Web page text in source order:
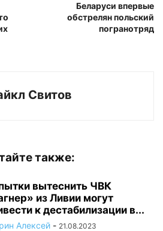
Беларуси впервые
обстрелян польский
погранотряд
Свитов
также:
вытеснить ЧВК
из Ливии могут
к дестабилизации в...
Алексей - 21.08.2023